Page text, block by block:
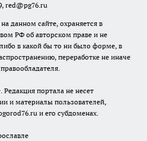
, red@pg76.ru
данном сайте, охраняется в
РФ об авторском праве и не
в какой бы то ни было форме, в
переработке не иначе
Редакция портала не несет
и материалы пользователей,
и его субдоменах.